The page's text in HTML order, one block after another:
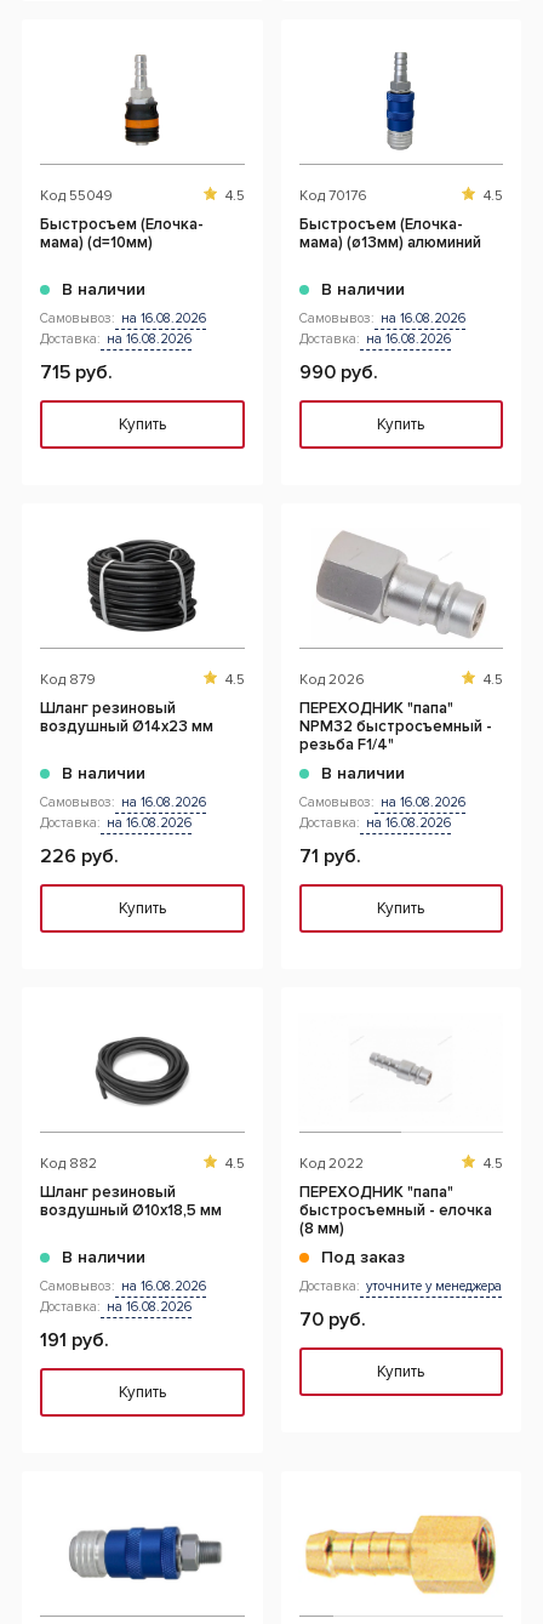
Код 55049 4.5
Быстросъем (Елочка-
мама) (d=10мм)
В наличии
Самовывоз: на 16.08.2026
Доставка: на 16.08.2026
715 руб.
Купить
Код 70176 4.5
Быстросъем (Елочка-
мама) (ø13мм) алюминий
В наличии
Самовывоз: на 16.08.2026
Доставка: на 16.08.2026
990 руб.
Купить
Код 879 4.5
Шланг резиновый
воздушный Ø14х23 мм
В наличии
Самовывоз: на 16.08.2026
Доставка: на 16.08.2026
226 руб.
Купить
Код 2026 4.5
ПЕРЕХОДНИК "папа"
NPM32 быстросъемный -
резьба F1/4"
В наличии
Самовывоз: на 16.08.2026
Доставка: на 16.08.2026
71 руб.
Купить
Код 882 4.5
Шланг резиновый
воздушный Ø10х18,5 мм
В наличии
Самовывоз: на 16.08.2026
Доставка: на 16.08.2026
191 руб.
Купить
Код 2022 4.5
ПЕРЕХОДНИК "папа"
быстросъемный - елочка
(8 мм)
Под заказ
Доставка: уточните у менеджера
70 руб.
Купить